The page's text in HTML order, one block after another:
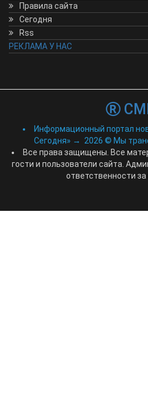
Правила сайта
Сегодня
Rss
РЕКЛАМА У НАС
Информационный портал
Сегодня» → 2026 © Мы
Все права защищены. Все
гости и пользователи сайта.
ответственности за